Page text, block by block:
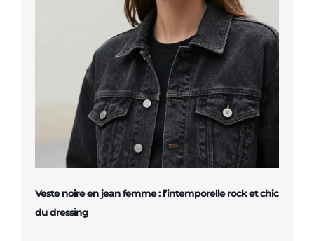
Veste noire en jean femme : l’intemporelle rock et chic
du dressing